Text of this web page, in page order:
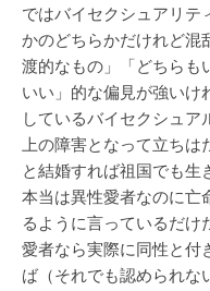
ではバイセクシュアリテ
かのどちらかだけれど混
渡的なもの」「どちらも
いい」的な偏見が強いけ
しているバイセクシュ
上の障害となって立ちは
と結婚すれば祖国でも生
本当は異性愛者なのに亡
るように言っているだけ
愛者なら実際に同性と付
ば（それでも認められな